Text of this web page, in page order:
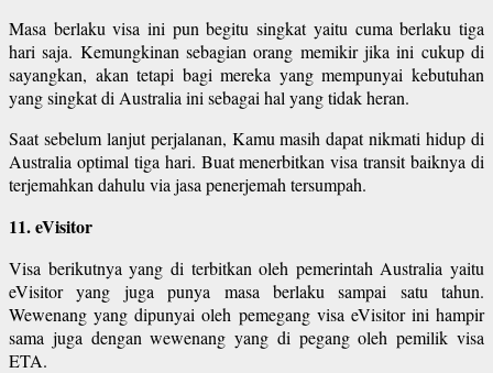
Masa berlaku visa ini pun begitu singkat yaitu cuma berlaku tiga
hari saja. Kemungkinan sebagian orang memikir jika ini cukup di
sayangkan, akan tetapi bagi mereka yang mempunyai kebutuhan
yang singkat di Australia ini sebagai hal yang tidak heran.
Saat sebelum lanjut perjalanan, Kamu masih dapat nikmati hidup di
Australia optimal tiga hari. Buat menerbitkan visa transit baiknya di
terjemahkan dahulu via jasa penerjemah tersumpah.
11. eVisitor
Visa berikutnya yang di terbitkan oleh pemerintah Australia yaitu
eVisitor yang juga punya masa berlaku sampai satu tahun.
Wewenang yang dipunyai oleh pemegang visa eVisitor ini hampir
sama juga dengan wewenang yang di pegang oleh pemilik visa
ETA.